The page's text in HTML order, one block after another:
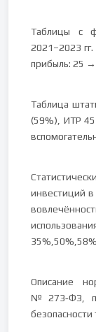
Таблицы с
2021–2023
прибыль: 25
Таблица
(59%), ИТР 45
инвестиций в
Описание
№273‑ФЗ,
безопасности